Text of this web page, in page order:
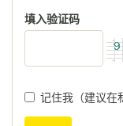
填入验证码
记住我（建议在